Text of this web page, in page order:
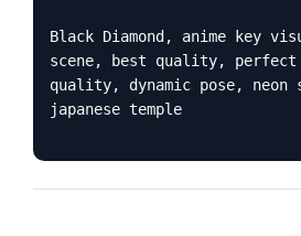
Black Diamond, anime key
scene, best quality, perfect
quality, dynamic pose, neon
japanese temple